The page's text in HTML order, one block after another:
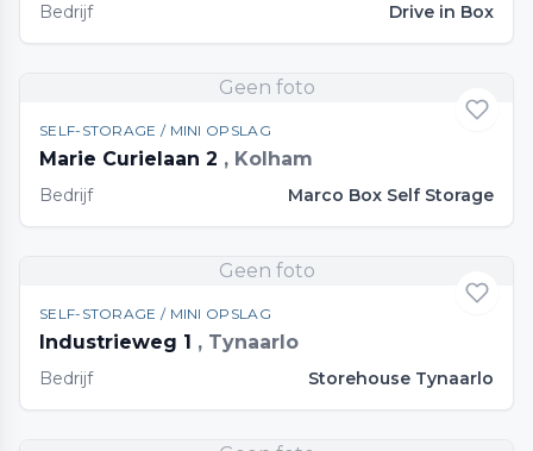
Bedrijf Drive in Box
Geen foto
SELF-STORAGE / MINI OPSLAG
Marie Curielaan 2 , Kolham
Bedrijf Marco Box Self Storage
Geen foto
SELF-STORAGE / MINI OPSLAG
Industrieweg 1 , Tynaarlo
Bedrijf Storehouse Tynaarlo